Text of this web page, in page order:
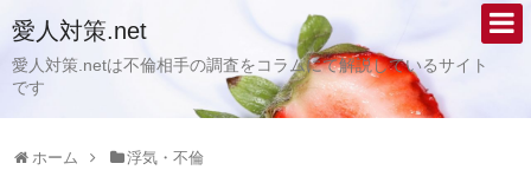
愛人対策.net
愛人対策.netは不倫相手の調査をコラムにて解説しているサイト
です
ホーム 浮気・不倫